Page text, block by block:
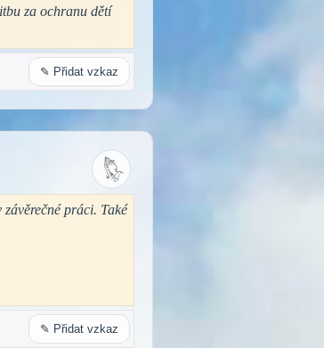
za ochranu dětí
✎ Přidat vzkaz
práci. Také
✎ Přidat vzkaz